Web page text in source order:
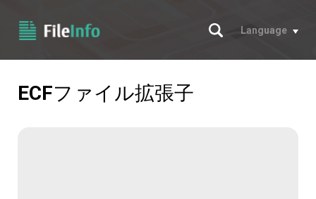
サーチ
Language
ECFファイル拡張子